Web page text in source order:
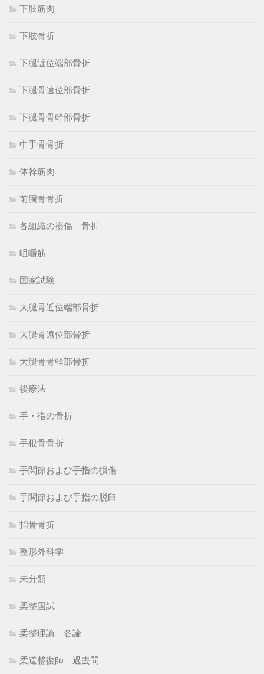
下肢筋肉
下肢骨折
下腿近位端部骨折
下腿骨遠位部骨折
下腿骨骨幹部骨折
中手骨骨折
体幹筋肉
前腕骨骨折
各組織の損傷 骨折
咀嚼筋
国家試験
大腿骨近位端部骨折
大腿骨遠位部骨折
大腿骨骨幹部骨折
後療法
手・指の骨折
手根骨骨折
手関節および手指の損傷
手関節および手指の脱臼
指骨骨折
整形外科学
未分類
柔整国試
柔整理論 各論
柔道整復師 過去問